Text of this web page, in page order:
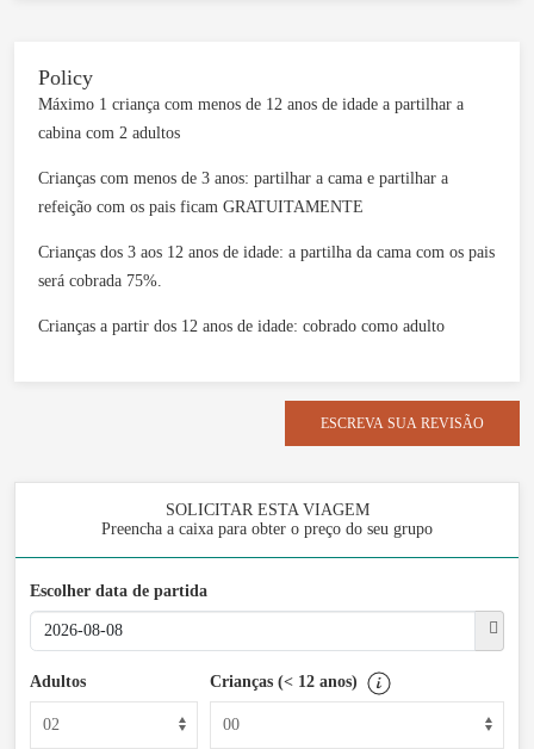
Policy
Máximo 1 criança com menos de 12 anos de idade a partilhar a
cabina com 2 adultos
Crianças com menos de 3 anos: partilhar a cama e partilhar a
refeição com os pais ficam GRATUITAMENTE
Crianças dos 3 aos 12 anos de idade: a partilha da cama com os pais
será cobrada 75%.
Crianças a partir dos 12 anos de idade: cobrado como adulto
ESCREVA SUA REVISÃO
SOLICITAR ESTA VIAGEM
Preencha a caixa para obter o preço do seu grupo
Escolher data de partida
Adultos Crianças (< 12 anos)